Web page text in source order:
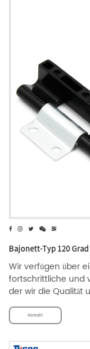
Bajonett-Typ 120
Wir verfügen über
fortschrittliche und
der wir die Qualität
Kontakt